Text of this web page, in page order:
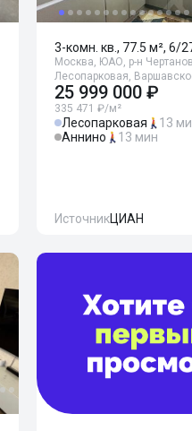
3-комн. кв., 77.5 м², 6/
Москва, ЮАО, р-н
Лесопарковая,
25 999 000 ₽
335 471 ₽/м²
Лесопарковая
13
Аннино
13 мин
ИсточникЦИАН